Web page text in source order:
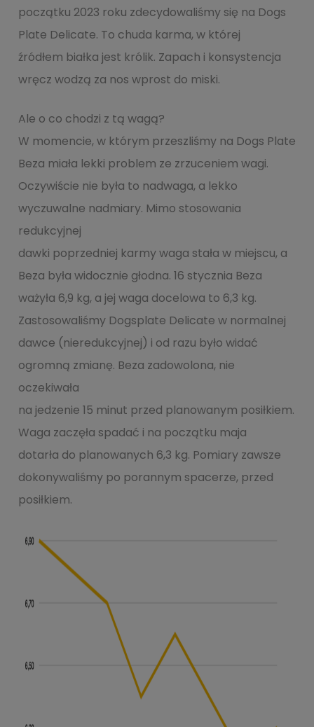
początku 2023 roku zdecydowaliśmy się na Dogs
Plate Delicate. To chuda karma, w której
źródłem białka jest królik. Zapach i konsystencja
wręcz wodzą za nos wprost do miski.
Ale o co chodzi z tą wagą?
W momencie, w którym przeszliśmy na Dogs Plate
Beza miała lekki problem ze zrzuceniem wagi.
Oczywiście nie była to nadwaga, a lekko
wyczuwalne nadmiary. Mimo stosowania
redukcyjnej
dawki poprzedniej karmy waga stała w miejscu, a
Beza była widocznie głodna. 16 stycznia Beza
ważyła 6,9 kg, a jej waga docelowa to 6,3 kg.
Zastosowaliśmy Dogsplate Delicate w normalnej
dawce (nieredukcyjnej) i od razu było widać
ogromną zmianę. Beza zadowolona, nie
oczekiwała
na jedzenie 15 minut przed planowanym posiłkiem.
Waga zaczęła spadać i na początku maja
dotarła do planowanych 6,3 kg. Pomiary zawsze
dokonywaliśmy po porannym spacerze, przed
posiłkiem.